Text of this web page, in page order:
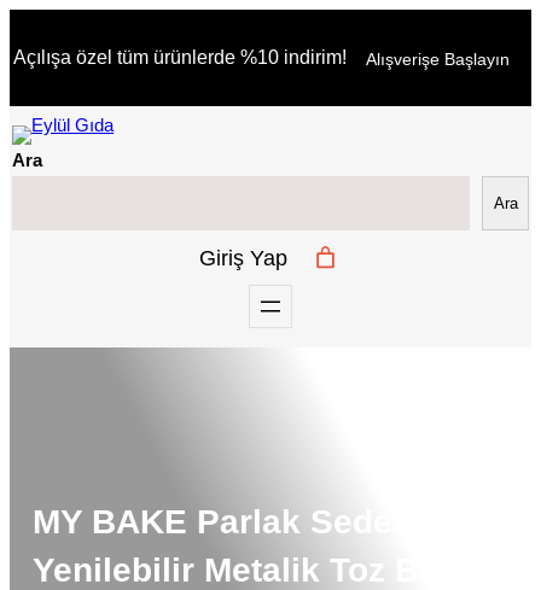
geç
Açılışa özel tüm ürünlerde %10 indirim! Alışverişe Başlayın
Ara
Ara
Giriş Yap
MY BAKE Parlak Sedef
Yenilebilir Metalik Toz Boya